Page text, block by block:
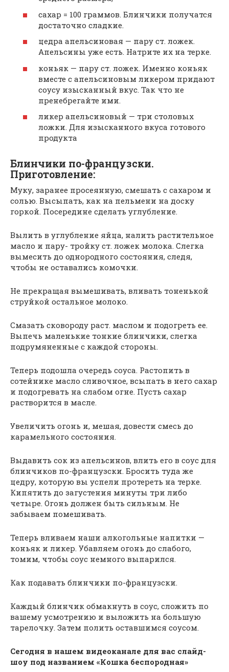
сахар = 100 граммов. Блинчики получатся
достаточно сладкие.
цедра апельсиновая — пару ст. ложек.
Апельсины уже есть. Натрите их на терке.
коньяк — пару ст. ложек. Именно коньяк
вместе с апельсиновым ликером придают
соусу изысканный вкус. Так что не
пренебрегайте ими.
ликер апельсиновый — три столовых
ложки. Для изысканного вкуса готового
продукта
Блинчики по-французски.
Приготовление:
Муку, заранее просеянную, смешать с сахаром и
солью. Высыпать, как на пельмени на доску
горкой. Посередине сделать углубление.
Вылить в углубление яйца, налить растительное
масло и пару- тройку ст. ложек молока. Слегка
вымесить до однородного состояния, следя,
чтобы не оставались комочки.
Не прекращая вымешивать, вливать тоненькой
струйкой остальное молоко.
Смазать сковороду раст. маслом и подогреть ее.
Выпечь маленькие тонкие блинчики, слегка
подрумяненные с каждой стороны.
Теперь подошла очередь соуса. Растопить в
сотейнике масло сливочное, всыпать в него сахар
и подогревать на слабом огне. Пусть сахар
растворится в масле.
Увеличить огонь и, мешая, довести смесь до
карамельного состояния.
Выдавить сок из апельсинов, влить его в соус для
блинчиков по-французски. Бросить туда же
цедру, которую вы успели протереть на терке.
Кипятить до загустения минуты три либо
четыре. Огонь должен быть сильным. Не
забываем помешивать.
Теперь вливаем наши алкогольные напитки —
коньяк и ликер. Убавляем огонь до слабого,
томим, чтобы соус немного выпарился.
Как подавать блинчики по-французски.
Каждый блинчик обмакнуть в соус, сложить по
вашему усмотрению и выложить на большую
тарелочку. Затем полить оставшимся соусом.
Сегодня в нашем видеоканале для вас слайд-
шоу под названием «Кошка беспородная»